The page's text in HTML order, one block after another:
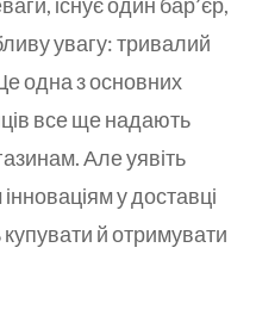
існує один бар’єр,
увагу: тривалий
одна з основних
все ще надають
Але уявіть
у доставці
й отримувати